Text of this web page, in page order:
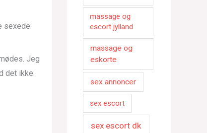
sexede
Jeg
det ikke.
massage og
escort jylland
massage og
eskorte
sex annoncer
sex escort
sex escort dk